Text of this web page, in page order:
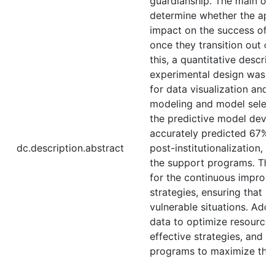
dc.description.abstract
determine whether the
impact on the success of
once they transition out
this, a quantitative
experimental design was
for data visualization and
modeling and model
the predictive model
accurately predicted 67%
post-institutionalization,
the support programs.
for the continuous
strategies, ensuring that
vulnerable situations.
data to optimize
effective strategies, and
programs to maximize